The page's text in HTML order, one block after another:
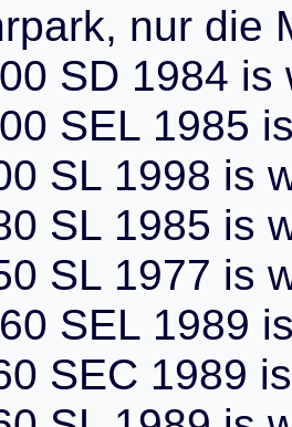
rpark, nur die
00 SD 1984 is
00 SEL 1985 i
0 SL 1998 is
0 SL 1985 is
0 SL 1977 is
60 SEL 1989 i
0 SEC 1989 is